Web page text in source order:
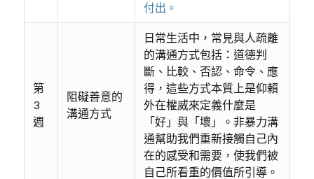
付出。
第
3
週
阻礙善意的
溝通方式
日常生活中，常見與人疏離
的溝通方式包括：道德判
斷、比較、否認、命令、應
得，這些方式本質上是仰賴
外在權威來定義什麼是
「好」與「壞」。非暴力溝
通幫助我們重新接觸自己內
在的感受和需要，使我們被
自己所看重的價值所引導。